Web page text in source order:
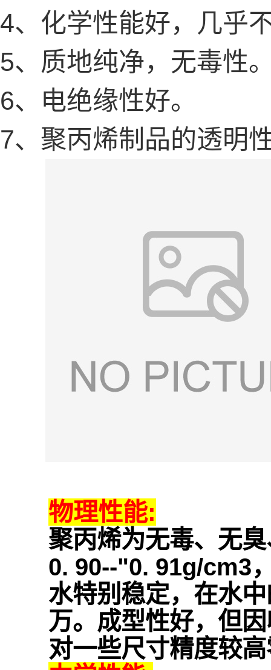
4、化学性能好，几乎
5、质地纯净，无毒性
6、电绝缘性好。
7、聚丙烯制品的透明
物理性能:
聚丙烯为无毒、无
0. 90--"0. 91g/cm3
水特别稳定，在水
万。成型性好，但
对一些尺寸精度较